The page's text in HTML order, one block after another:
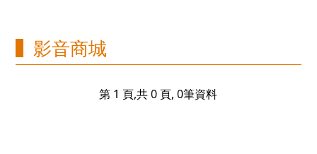
影音商城
第 1 頁,共 0 頁, 0筆資料